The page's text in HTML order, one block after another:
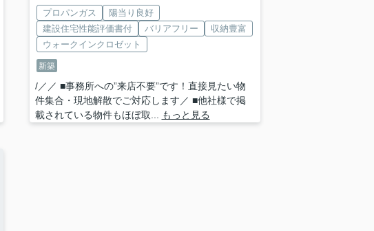
プロパンガス
陽当り良好
建設住宅性能評価書付
バリアフリー
収納豊富
ウォークインクロゼット
新築
/／／ ■事務所への”来店不要”です！直接見たい物
件集合・現地解散でご対応します／ ■他社様で掲
載されている物件もほぼ取...
もっと見る